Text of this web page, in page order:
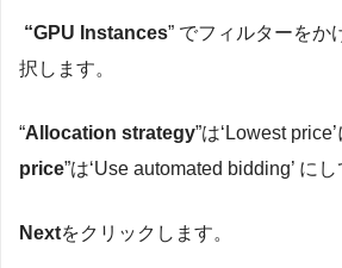
“GPU Instances” でフィルターをか
択します。
“Allocation strategy”は‘Lowest price’
price”は‘Use automated bidding’ にし
Nextをクリックします。